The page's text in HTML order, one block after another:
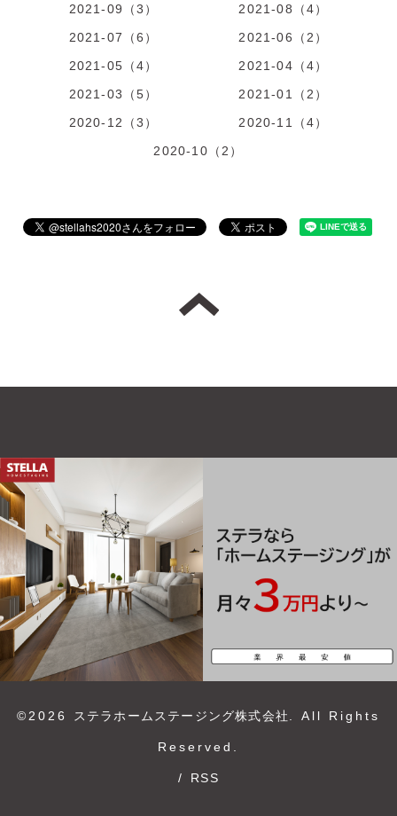
2021-09（3）
2021-08（4）
2021-07（6）
2021-06（2）
2021-05（4）
2021-04（4）
2021-03（5）
2021-01（2）
2020-12（3）
2020-11（4）
2020-10（2）
©2026 ステラホームステージング株式会社 . All Rights
Reserved.
/ RSS